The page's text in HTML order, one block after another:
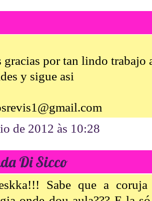
gracias por tan lindo trabajo
y sigue asi
de 2012 às 10:28
Di Sicco
Sabe que a